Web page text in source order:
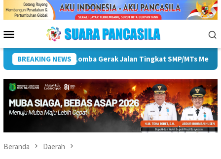
Menu
Mobile
BREAKING NEWS
HUT ke-81 RI Pemkot Lubuk Linggau Sosialisasikan
Beranda Daerah